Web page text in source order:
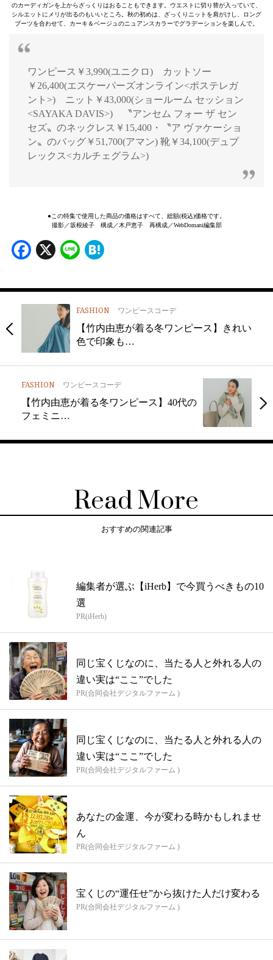
のカーディガンを上からざっくりはおることもできます。ウエストに切り替が入っていて、
シルエットにメリが出るのもいいところ。秋の初めは、ざっくりニットを肩がけし、ロング
ブーツを合わせて、カーキ＆ベージュのニュアンスカラーでグラデーションを楽しんで。
ワンピース￥3,990(ユニクロ) カットソー
￥26,400(エスケーパーズオンライン<ポステレガ
ント>) ニット￥43,000(ショールーム セッション
<SAYAKA DAVIS>) 〝アンセム フォー ザ セン
セズ〟のネックレス￥15,400・〝ア ヴァケーショ
ン〟のバッグ￥51,700(アマン) 靴￥34,100(デュプ
レックス<カルチェグラム>)
●この特集で使用した商品の価格はすべて、総額(税込)価格です。
撮影／坂根綾子 構成／木戸恵子 再構成／WebDomani編集部
Facebook
X Line
FASHION ワンピースコーデ
【竹内由恵が着る冬ワンピース】きれい
色で印象も…
FASHION ワンピースコーデ
【竹内由恵が着る冬ワンピース】40代の
フェミニ…
Read More
おすすめの関連記事
編集者が選ぶ【iHerb】で今買うべきもの10
選
PR(iHerb)
同じ宝くじなのに、当たる人と外れる人の
違い実は“ここ”でした
PR(合同会社デジタルファーム )
同じ宝くじなのに、当たる人と外れる人の
違い実は“ここ”でした
PR(合同会社デジタルファーム )
あなたの金運、今が変わる時かもしれませ
ん
PR(合同会社デジタルファーム )
宝くじの“運任せ”から抜けた人だけ変わる
PR(合同会社デジタルファーム )